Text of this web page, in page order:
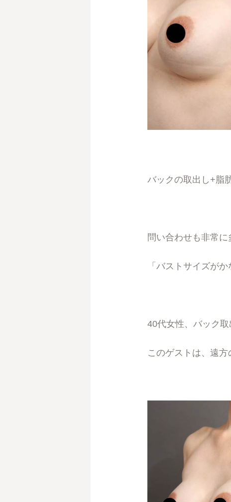
バックの取出し+脂
問い合わせも非常に
「バストサイズが
40代女性、バック取
このゲストは、遠方